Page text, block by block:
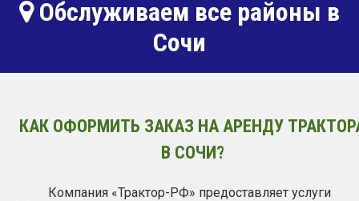
Обслуживаем все районы в
Сочи
КАК ОФОРМИТЬ ЗАКАЗ НА АРЕНДУ
В СОЧИ?
Компания «Трактор-РФ» предоставляет услуги